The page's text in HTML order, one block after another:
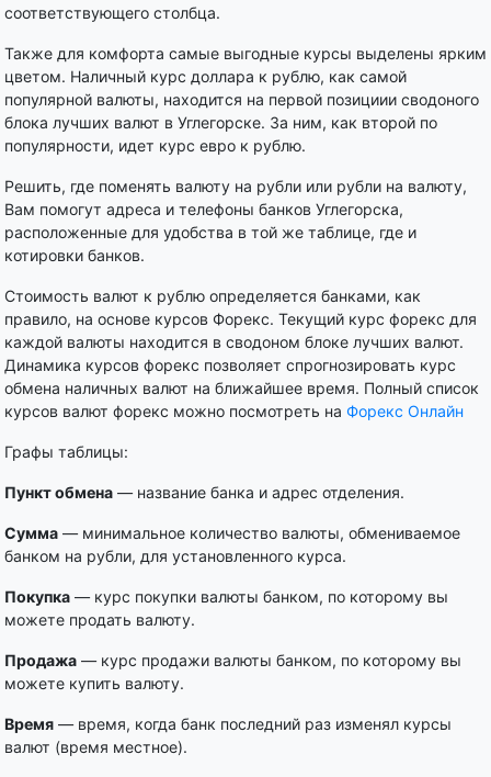
соответствующего столбца.
Также для комфорта самые выгодные курсы выделены ярким
цветом. Наличный курс доллара к рублю, как самой
популярной валюты, находится на первой позициии сводоного
блока лучших валют в Углегорске. За ним, как второй по
популярности, идет курс евро к рублю.
Решить, где поменять валюту на рубли или рубли на валюту,
Вам помогут адреса и телефоны банков Углегорска,
расположенные для удобства в той же таблице, где и
котировки банков.
Стоимость валют к рублю определяется банками, как
правило, на основе курсов Форекс. Текущий курс форекс для
каждой валюты находится в сводоном блоке лучших валют.
Динамика курсов форекс позволяет спрогнозировать курс
обмена наличных валют на ближайшее время. Полный список
курсов валют форекс можно посмотреть на Форекс Онлайн
Графы таблицы:
Пункт обмена — название банка и адрес отделения.
Сумма — минимальное количество валюты, обмениваемое
банком на рубли, для установленного курса.
Покупка — курс покупки валюты банком, по которому вы
можете продать валюту.
Продажа — курс продажи валюты банком, по которому вы
можете купить валюту.
Время — время, когда банк последний раз изменял курсы
валют (время местное).